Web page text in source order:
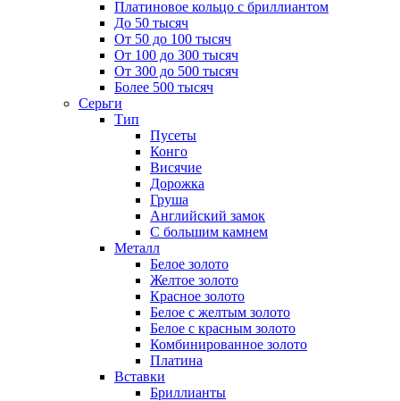
Платиновое кольцо с бриллиантом
До 50 тысяч
От 50 до 100 тысяч
От 100 до 300 тысяч
От 300 до 500 тысяч
Более 500 тысяч
Серьги
Тип
Пусеты
Конго
Висячие
Дорожка
Груша
Английский замок
С большим камнем
Металл
Белое золото
Желтое золото
Красное золото
Белое с желтым золото
Белое с красным золото
Комбинированное золото
Платина
Вставки
Бриллианты